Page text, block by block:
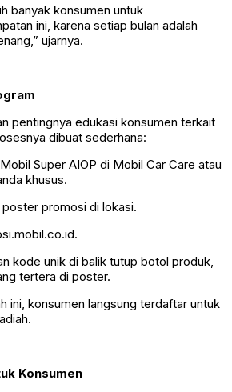
banyak konsumen untuk
ini, karena setiap bulan adalah
ujarnya.
pentingnya edukasi konsumen terkait
dibuat sederhana:
Super AIOP di Mobil Car Care atau
khusus.
promosi di lokasi.
kode unik di balik tutup botol produk,
tertera di poster.
ini, konsumen langsung terdaftar untuk
Konsumen